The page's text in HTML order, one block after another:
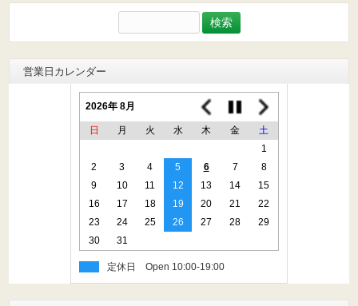
索:
営業日カレンダー
2026年 8月
日 月 火 水 木 金
土
1
2
3 4 5 6 7
8
9
10 11 12 13 14
15
16
17 18 19 20 21
22
23
24 25 26 27 28
29
30
31
定休日